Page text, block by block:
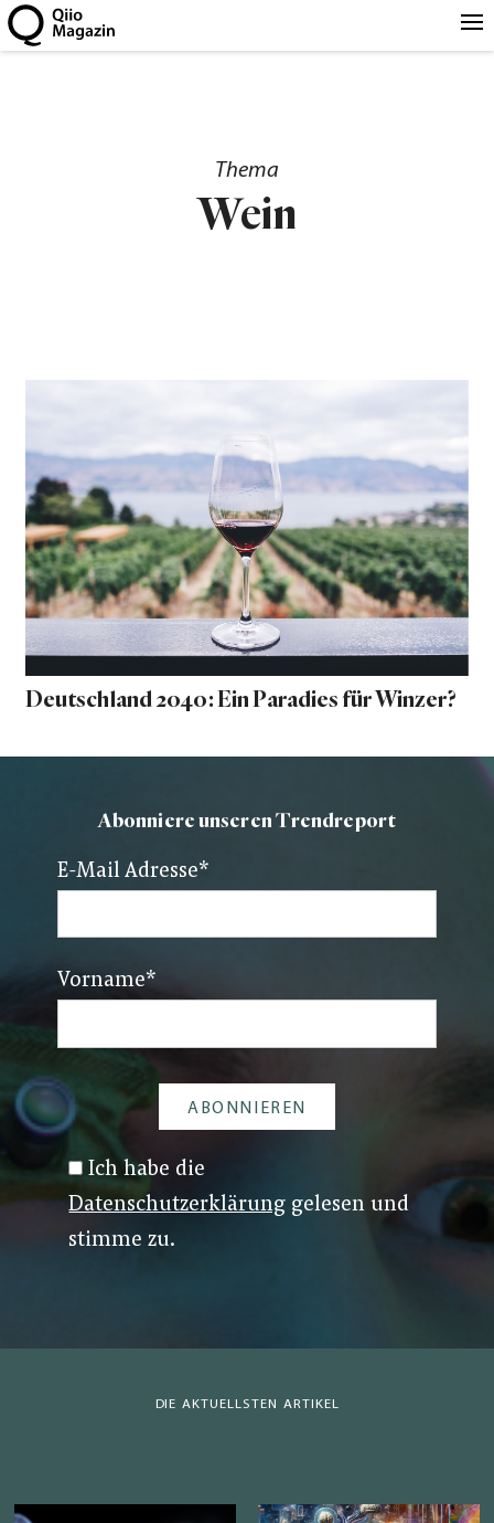
Thema
Wein
Deutschland 2040: Ein Paradies für Winzer?
Abonniere unseren Trendreport
E-Mail Adresse*
Vorname*
Ich habe die
Datenschutzerklärung gelesen und
stimme zu.
DIE AKTUELLSTEN ARTIKEL